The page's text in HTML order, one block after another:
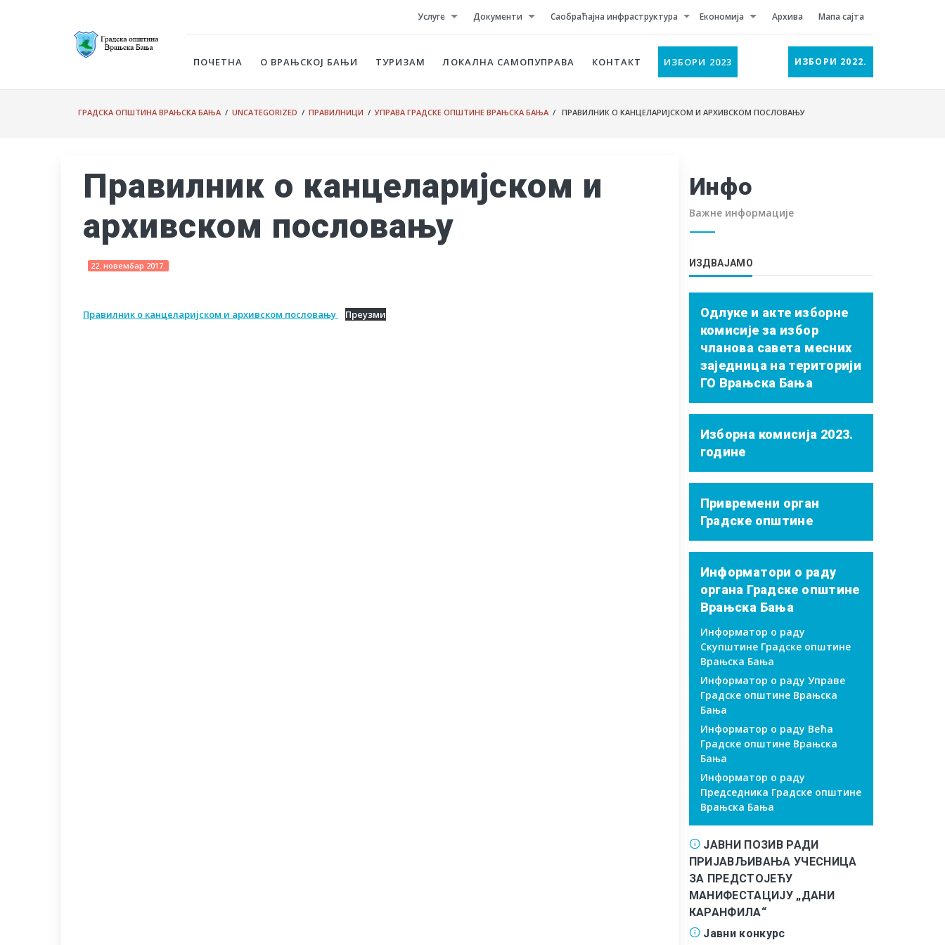
Услуге Документи Саобраћајна инфраструктура Економија Архива Мапа сајта
ПОЧЕТНА О ВРАЊСКОЈ БАЊИ ТУРИЗАМ ЛОКАЛНА САМОПУПРАВА КОНТАКТ ИЗБОРИ 2023 ИЗБОРИ 2022.
ГРАДСКА ОПШТИНА ВРАЊСКА БАЊА / UNCATEGORIZED / ПРАВИЛНИЦИ /УПРАВА ГРАДСКЕ ОПШТИНЕ ВРАЊСКА БАЊА / ПРАВИЛНИК О КАНЦЕЛАРИЈСКОМ И АРХИВСКОМ ПОСЛОВАЊУ
Правилник о канцеларијском и
архивском пословању
22. новембар 2017.
Правилник о канцеларијском и архивском пословању Преузми
Инфо
Важне информације
ИЗДВАЈАМО
Одлуке и акте изборне
комисије за избор
чланова савета месних
заједница на територији
ГО Врањска Бања
Изборна комисија 2023.
године
Привремени орган
Градске општине
Информатори о раду
органа Градске општине
Врањска Бања
Информатор о раду
Скупштине Градске општине
Врањска Бања
Информатор о раду Управе
Градске општине Врањска
Бања
Информатор о раду Већа
Градске општине Врањска
Бања
Информатор о раду
Председника Градске општине
Врањска Бања
ЈАВНИ ПОЗИВ РАДИ
ПРИЈАВЉИВАЊА УЧЕСНИЦА
ЗА ПРЕДСТОЈЕЋУ
МАНИФЕСТАЦИЈУ „ДАНИ
КАРАНФИЛА“
Јавни конкурс